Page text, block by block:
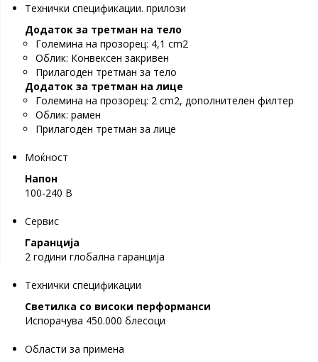
Технички спецификации. прилози
Додаток за третман на тело
Големина на прозорец: 4,1 cm2
Облик: Конвексен закривен
Прилагоден третман за тело
Додаток за третман на лице
Големина на прозорец: 2 cm2, дополнителен филтер
Облик: рамен
Прилагоден третман за лице
Моќност
Напон
100-240 В
Сервис
Гаранција
2 години глобална гаранција
Технички спецификации
Светилка со високи перформанси
Испорачува 450.000 блесоци
Области за примена